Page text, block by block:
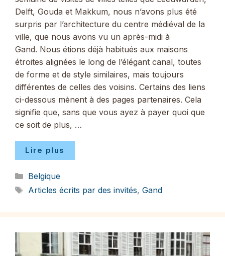
Delft, Gouda et Makkum, nous n’avons plus été
surpris par l’architecture du centre médiéval de la
ville, que nous avons vu un après-midi à
Gand. Nous étions déjà habitués aux maisons
étroites alignées le long de l’élégant canal, toutes
de forme et de style similaires, mais toujours
différentes de celles des voisins. Certains des liens
ci-dessous mènent à des pages partenaires. Cela
signifie que, sans que vous ayez à payer quoi que
ce soit de plus, …
Lire plus
Catégories
Belgique
Étiquettes
Articles écrits par des invités, Gand